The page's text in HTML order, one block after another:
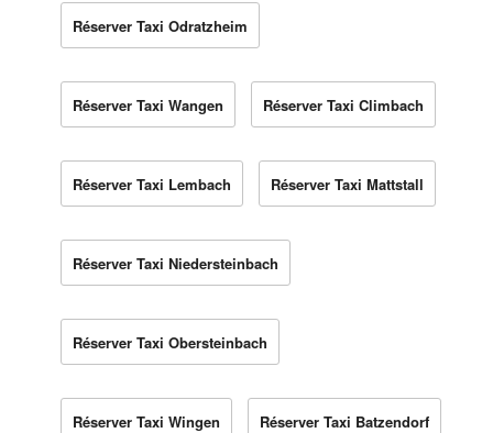
Réserver Taxi Odratzheim
Réserver Taxi Wangen Réserver Taxi Climbach
Réserver Taxi Lembach Réserver Taxi Mattstall
Réserver Taxi Niedersteinbach
Réserver Taxi Obersteinbach
Réserver Taxi Wingen Réserver Taxi Batzendorf